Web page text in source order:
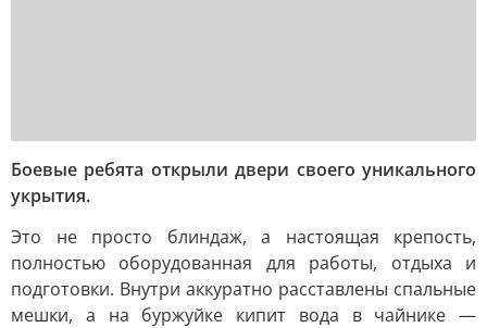
Боевые ребята открыли двери своего уникального
укрытия.
Это не просто блиндаж, а настоящая крепость,
полностью оборудованная для работы, отдыха и
подготовки. Внутри аккуратно расставлены спальные
мешки, а на буржуйке кипит вода в чайнике —